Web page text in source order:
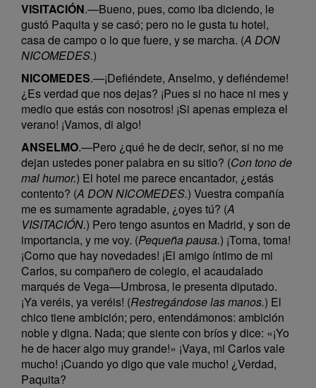
VISITACIÓN.—Bueno, pues, como iba diciendo, le
gustó Paquita y se casó; pero no le gusta tu hotel,
casa de campo o lo que fuere, y se marcha. (A DON
NICOMEDES.)
NICOMEDES.—¡Defiéndete, Anselmo, y defiéndeme!
¿Es verdad que nos dejas? ¡Pues si no hace ni mes y
medio que estás con nosotros! ¡Si apenas empieza el
verano! ¡Vamos, di algo!
ANSELMO.—Pero ¿qué he de decir, señor, si no me
dejan ustedes poner palabra en su sitio? (Con tono de
mal humor.) El hotel me parece encantador, ¿estás
contento? (A DON NICOMEDES.) Vuestra compañía
me es sumamente agradable, ¿oyes tú? (A
VISITACIÓN.) Pero tengo asuntos en Madrid, y son de
importancia, y me voy. (Pequeña pausa.) ¡Toma, toma!
¡Corno que hay novedades! ¡El amigo íntimo de mi
Carlos, su compañero de colegio, el acaudalado
marqués de Vega—Umbrosa, le presenta diputado.
¡Ya veréis, ya veréis! (Restregándose las manos.) El
chico tiene ambición; pero, entendámonos: ambición
noble y digna. Nada; que siente con bríos y dice: «¡Yo
he de hacer algo muy grande!» ¡Vaya, mi Carlos vale
mucho! ¡Cuando yo digo que vale mucho! ¿Verdad,
Paquita?